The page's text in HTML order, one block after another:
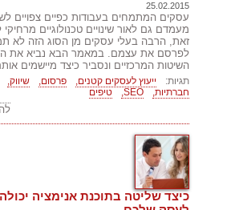
25.02.2015
עסקים המתמחים בעבודות כפיים צפויים
מעמדם גם לאור שינויים טכנולוגיים
זאת, הרבה בעלי עסקים מן הסוג הזה לא
לפרסם את עצמם. במאמר הבא נביא את
השיטות המרכזיים ונסביר כיצד מיישמים
תגיות: ייעוץ לעסקים קטנים, פרסום, שיווק,
חברתיות,
SEO, טיפים
כיצד שליטה בתוכנת אנימציה